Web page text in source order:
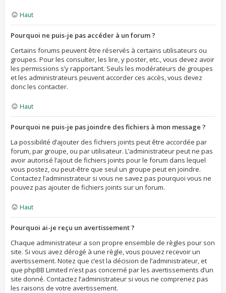
Haut
Pourquoi ne puis-je pas accéder à un forum ?
Certains forums peuvent être réservés à certains utilisateurs ou
groupes. Pour les consulter, les lire, y poster, etc., vous devez avoir
les permissions s’y rapportant. Seuls les modérateurs de groupes
et les administrateurs peuvent accorder ces accès, vous devez
donc les contacter.
Haut
Pourquoi ne puis-je pas joindre des fichiers à mon message ?
La possibilité d’ajouter des fichiers joints peut être accordée par
forum, par groupe, ou par utilisateur. L’administrateur peut ne pas
avoir autorisé l’ajout de fichiers joints pour le forum dans lequel
vous postez, ou peut-être que seul un groupe peut en joindre.
Contactez l’administrateur si vous ne savez pas pourquoi vous ne
pouvez pas ajouter de fichiers joints sur un forum.
Haut
Pourquoi ai-je reçu un avertissement ?
Chaque administrateur a son propre ensemble de règles pour son
site. Si vous avez dérogé à une règle, vous pouvez recevoir un
avertissement. Notez que c’est la décision de l’administrateur, et
que phpBB Limited n’est pas concerné par les avertissements d’un
site donné. Contactez l’administrateur si vous ne comprenez pas
les raisons de votre avertissement.